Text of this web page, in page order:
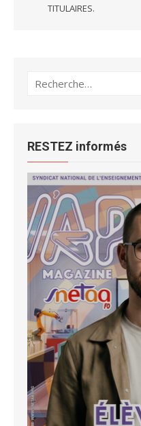
TITULAIRES.
Recherche
RESTEZ informés